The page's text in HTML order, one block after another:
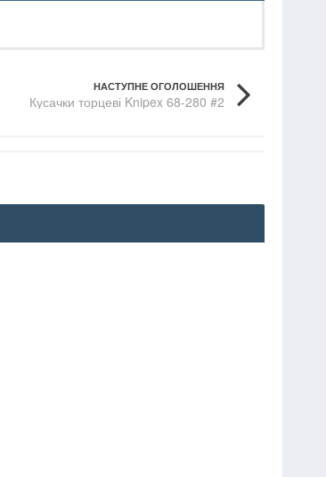
НАСТУПНЕ ОГОЛОШЕННЯ
Кусачки торцеві Knipex 68-280 #2